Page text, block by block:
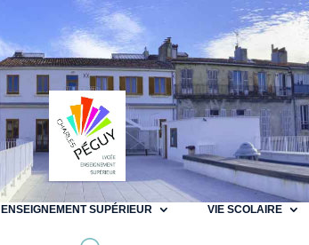
ENSEIGNEMENT SUPÉRIEUR VIE SCOLAIRE